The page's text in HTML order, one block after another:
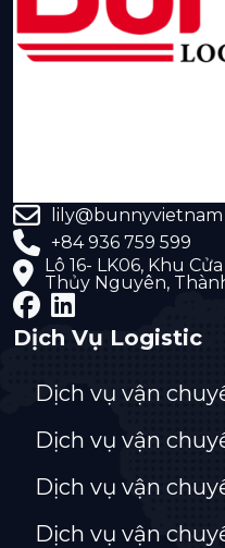
lily@bunnyvietnam
+84 936 759 599
Lô 16- LK06, Khu
Thủy Nguyên,
Dịch Vụ Logistic
Dịch vụ vận
Dịch vụ vận
Dịch vụ vận
Dịch vụ vận